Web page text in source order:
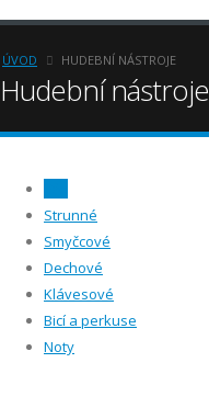
ÚVOD HUDEBNÍ NÁSTROJE
Hudební nástroje
Strunné
Smyčcové
Dechové
Klávesové
Bicí a perkuse
Noty